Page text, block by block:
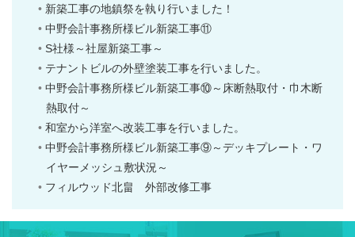
新築工事の地鎮祭を執り行いました！
中野会計事務所様ビル新築工事⑪
S社様～社屋新築工事～
テナントビルの外壁塗装工事を行いました。
中野会計事務所様ビル新築工事⑩～床断熱取付・巾木断
熱取付～
和室から洋室へ改装工事を行いました。
中野会計事務所様ビル新築工事⑨～デッキプレート・ワ
イヤーメッシュ敷状況～
フィルウッド北畠 外部改修工事